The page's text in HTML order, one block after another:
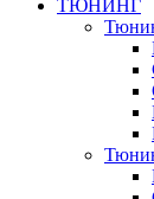
ТЮНИНГ